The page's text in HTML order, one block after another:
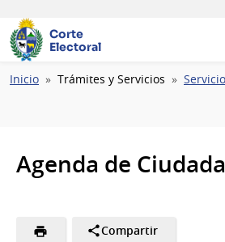
Corte
Electoral
Ruta
Inicio Trámites y Servicios
Agenda de
Compartir